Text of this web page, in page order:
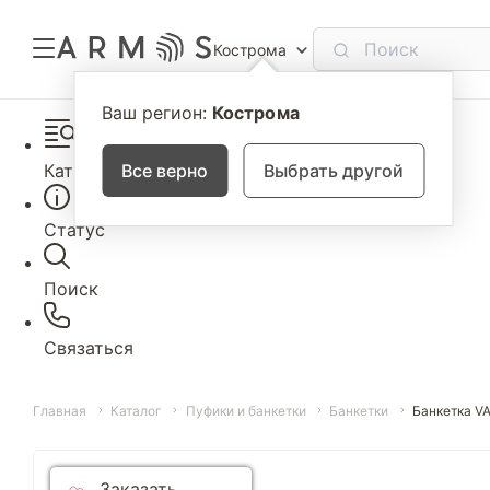
Кострома
Ваш регион: Кострома
Все верно Выбрать другой
Каталог
Статус
Поиск
Связаться
Главная Каталог Пуфики и банкетки Банкетки Банкетка